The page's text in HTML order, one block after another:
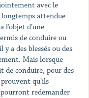
avec le
attendue
d’une
de conduire ou
a des blessés ou des
Mais lorsque
de conduire, pour des
qu’ils
redemander